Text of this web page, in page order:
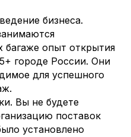
бизнеса.
багаже опыт открытия
городе России. Они
для успешного
Вы не будете
поставок
установлено